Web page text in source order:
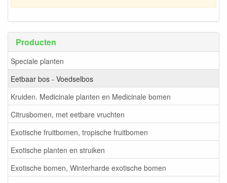
Producten
Speciale planten
Eetbaar bos - Voedselbos
Kruiden. Medicinale planten en Medicinale bomen
Citrusbomen, met eetbare vruchten
Exotische fruitbomen, tropische fruitbomen
Exotische planten en struiken
Exotische bomen, Winterharde exotische bomen